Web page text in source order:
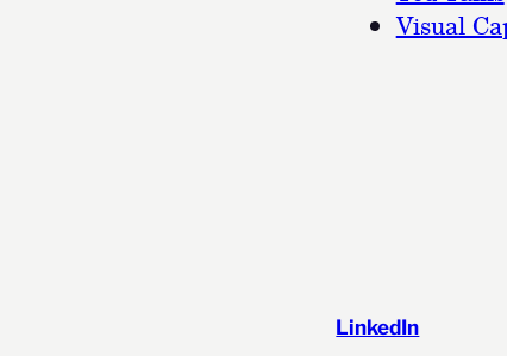
Visual
LinkedIn